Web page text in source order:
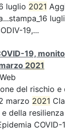
luglio 2021
19,...
19,
2021
del rischio e
marzo 2021
della
COVID-